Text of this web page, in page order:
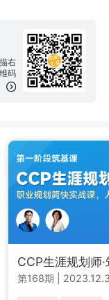
右
码
CCP生涯规划师
第168期